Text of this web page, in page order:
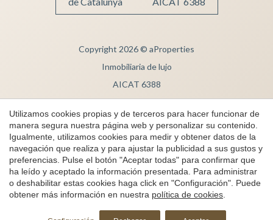
Copyright 2026 © aProperties
Inmobiliaria de lujo
AICAT 6388
Aviso Legal
Política de Privacidad
Política de cookies
Canal de denuncias
byiEstrategic
Utilizamos cookies propias y de terceros para hacer funcionar de
manera segura nuestra página web y personalizar su contenido.
Igualmente, utilizamos cookies para medir y obtener datos de la
navegación que realiza y para ajustar la publicidad a sus gustos y
preferencias. Pulse el botón "Aceptar todas" para confirmar que
ha leído y aceptado la información presentada. Para administrar
o deshabilitar estas cookies haga click en "Configuración". Puede
obtener más información en nuestra política de cookies